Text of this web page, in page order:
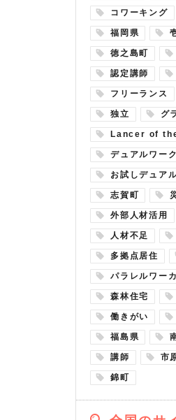
コワーキング
福岡県
徳之島町
認定講師
フリーランス
独立 グ
Lancer of
デュアルワーク
お試しデュア
志賀町
外部人材活用
人材不足
多拠点居住
パラレルワー
森林住宅
働きがい
福島県
講師 市
錦町